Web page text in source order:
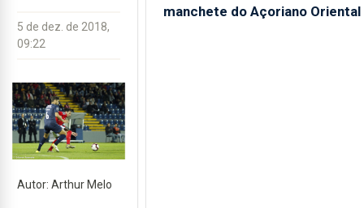
5 de dez. de 2018,
09:22
Autor: Arthur Melo
manchete do Açoriano Oriental